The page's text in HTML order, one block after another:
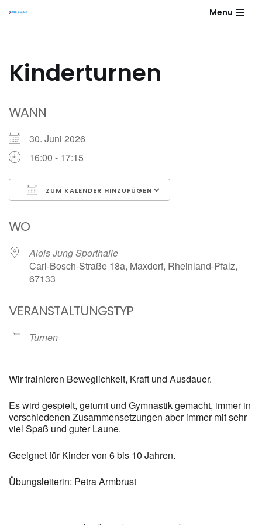
Menu
Kinderturnen
WANN
30. Juni 2026
16:00 - 17:15
ZUM KALENDER HINZUFÜGEN
WO
Alois Jung Sporthalle
Carl-Bosch-Straße 18a, Maxdorf, Rheinland-Pfalz,
67133
VERANSTALTUNGSTYP
Turnen
Wir trainieren Beweglichkeit, Kraft und Ausdauer.
Es wird gespielt, geturnt und Gymnastik gemacht, immer in
verschiedenen Zusammensetzungen aber immer mit sehr
viel Spaß und guter Laune.
Geeignet für Kinder von 6 bis 10 Jahren.
Übungsleiterin: Petra Armbrust